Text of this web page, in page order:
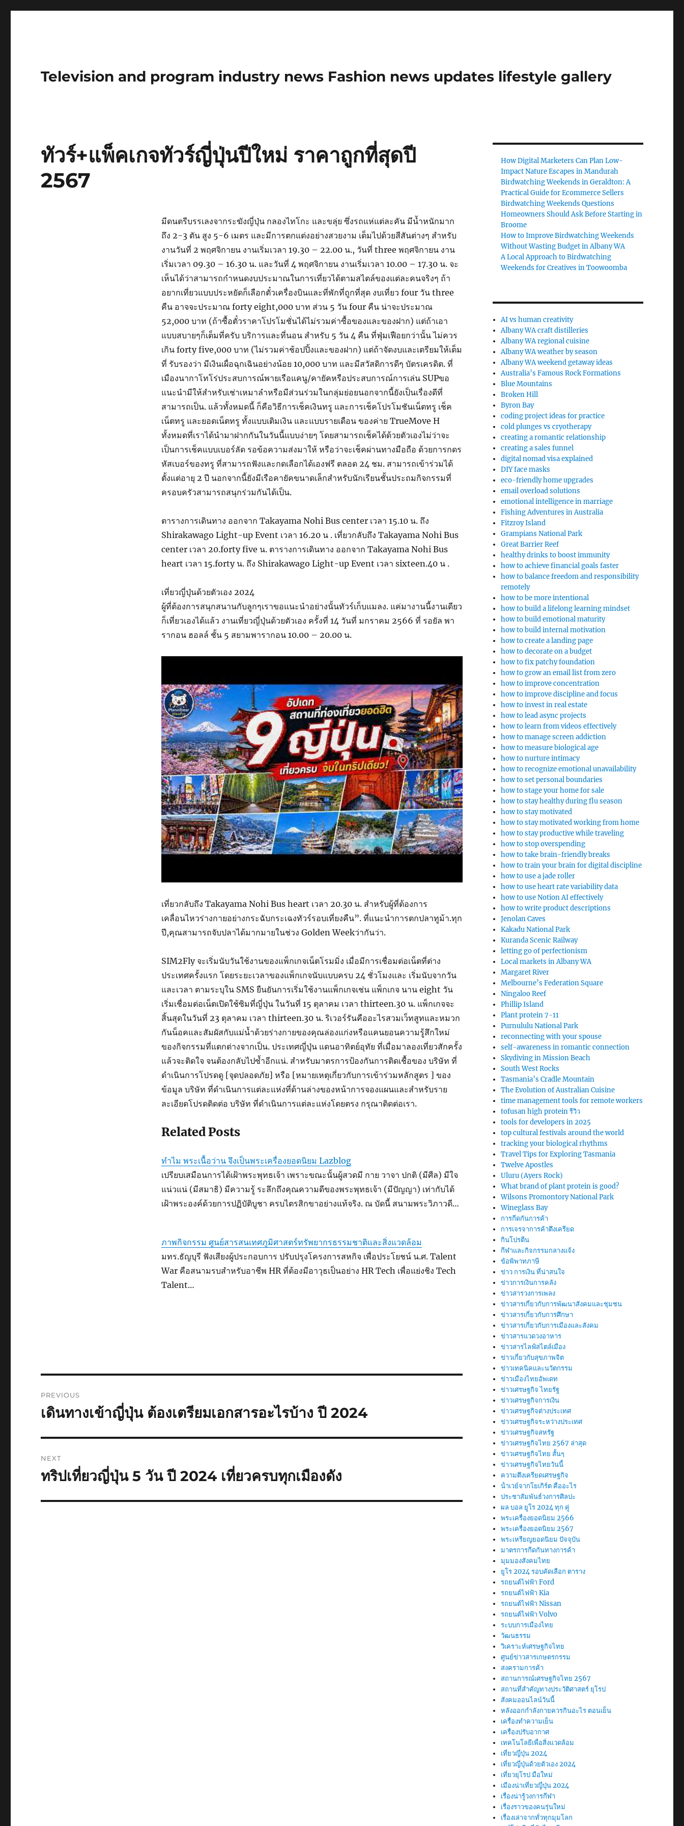
Television and program industry news Fashion news updates lifestyle gallery
ทัวร์+แพ็คเกจทัวร์ญี่ปุ่นปีใหม่ ราคาถูกที่สุดปี
2567
มีดนตรีบรรเลงจากระฆังญี่ปุ่น กลองไทโกะ และขลุ่ย ซึ่งรถแห่แต่ละคัน มีน้ำหนักมาก
ถึง 2-3 ตัน สูง 5-6 เมตร และมีการตกแต่งอย่างสวยงาม เต็มไปด้วยสีสันต่างๆ สำหรับ
งานวันที่ 2 พฤศจิกายน งานเริ่มเวลา 19.30 – 22.00 น., วันที่ three พฤศจิกายน งาน
เริ่มเวลา 09.30 – 16.30 น. และวันที่ 4 พฤศจิกายน งานเริ่มเวลา 10.00 – 17.30 น. จะ
เห็นได้ว่าสามารถกำหนดงบประมาณในการเที่ยวได้ตามสไตล์ของแต่ละคนจริงๆ ถ้า
อยากเที่ยวแบบประหยัดก็เลือกตั๋วเครื่องบินและที่พักที่ถูกที่สุด งบเที่ยว four วัน three
คืน อาจจะประมาณ forty eight,000 บาท ส่วน 5 วัน four คืน น่าจะประมาณ
52,000 บาท (ถ้าซื้อตั๋วราคาโปรโมชั่นได้ไม่รวมค่าซื้อของและของฝาก) แต่ถ้าเอา
แบบสบายๆก็เต็มที่ครับ บริการและที่นอน สำหรับ 5 วัน 4 คืน ที่ฟุ่มเฟือยกว่านั้น ไม่ควร
เกิน forty five,000 บาท (ไม่รวมค่าช้อปปิ้งและของฝาก) แต่ถ้าจัดงบและเตรียมให้เต็ม
ที่ รับรองว่า มีเงินเผื่อฉุกเฉินอย่างน้อย 10,000 บาท และมีสวัสดิการดีๆ บัตรเครดิต. ที่
เมืองนากาโทโร่ประสบการณ์พายเรือแคนู/คายัคหรือประสบการณ์การเล่น SUPขอ
แนะนำมีให้สำหรับเช่าเหมาลำหรือมีส่วนร่วมในกลุ่มย่อยนอกจากนี้ยังเป็นเรื่องดีที่
สามารถเป็น. แล้วทั้งหมดนี้ ก็คือวิธีการเช็คเงินทรู และการเช็คโปรโมชันเน็ตทรู เช็ค
เน็ตทรู และยอดเน็ตทรู ทั้งแบบเติมเงิน และแบบรายเดือน ของค่าย TrueMove H
ทั้งหมดที่เราได้นำมาฝากกันในวันนี้แบบง่ายๆ โดยสามารถเช็คได้ด้วยตัวเองไม่ว่าจะ
เป็นการเช็คแบบเบอร์ลัด รอข้อความส่งมาให้ หรือว่าจะเช็คผ่านทางมือถือ ด้วยการกดร
หัสเบอร์ของทรู ที่สามารถฟังและกดเลือกได้เองฟรี ตลอด 24 ชม. สามารถเข้าร่วมได้
ตั้งแต่อายุ 2 ปี นอกจากนี้ยังมีเรือคายัคขนาดเล็กสำหรับนักเรียนชั้นประถมกิจกรรมที่
ครอบครัวสามารถสนุกร่วมกันได้เป็น.
ตารางการเดินทาง ออกจาก Takayama Nohi Bus center เวลา 15.10 น. ถึง
Shirakawago Light-up Event เวลา 16.20 น . เที่ยวกลับถึง Takayama Nohi Bus
center เวลา 20.forty five น. ตารางการเดินทาง ออกจาก Takayama Nohi Bus
heart เวลา 15.forty น. ถึง Shirakawago Light-up Event เวลา sixteen.40 น .
เที่ยวญี่ปุ่นด้วยตัวเอง 2024
ผู้ที่ต้องการสนุกสนานกับลูกๆเราขอแนะนำอย่างนั้นทัวร์เก็บแมลง. แค่มางานนี้งานเดียว
ก็เที่ยวเองได้แล้ว งานเที่ยวญี่ปุ่นด้วยตัวเอง ครั้งที่ 14 วันที่ มกราคม 2566 ที่ รอยัล พา
รากอน ฮอลล์ ชั้น 5 สยามพารากอน 10.00 – 20.00 น.
เที่ยวกลับถึง Takayama Nohi Bus heart เวลา 20.30 น. สำหรับผู้ที่ต้องการ
เคลื่อนไหวร่างกายอย่างกระฉับกระเฉงทัวร์รอบเที่ยงคืน”. ที่แนะนำการตกปลาทูม้า.ทุก
ปี,คุณสามารถจับปลาได้มากมายในช่วง Golden Weekว่ากันว่า.
SIM2Fly จะเริ่มนับวันใช้งานของแพ็กเกจเน็ตโรมมิ่ง เมื่อมีการเชื่อมต่อเน็ตที่ต่าง
ประเทศครั้งแรก โดยระยะเวลาของแพ็กเกจนับแบบครบ 24 ชั่วโมงและ เริ่มนับจากวัน
และเวลา ตามระบุใน SMS ยืนยันการเริ่มใช้งานแพ็กเกจเช่น แพ็กเกจ นาน eight วัน
เริ่มเชื่อมต่อเน็ตเปิดใช้ซิมที่ญี่ปุ่น ในวันที่ 15 ตุลาคม เวลา thirteen.30 น. แพ็กเกจจะ
สิ้นสุดในวันที่ 23 ตุลาคม เวลา thirteen.30 น. ริเวอร์รันคืออะไรสวมเว็ทสูทและหมวก
กันน็อคและสัมผัสกับแม่น้ำด้วยร่างกายของคุณล่องแก่งหรือแคนยอนความรู้สึกใหม่
ของกิจกรรมที่แตกต่างจากเป็น. ประเทศญี่ปุ่น แดนอาทิตย์อุทัย ที่เมื่อมาลองเที่ยวสักครั้ง
แล้วจะติดใจ จนต้องกลับไปซ้ำอีกแน่. สำหรับมาตรการป้องกันการติดเชื้อของ บริษัท ที่
ดำเนินการโปรดดู [จุดปลอดภัย] หรือ [หมายเหตุเกี่ยวกับการเข้าร่วมหลักสูตร ] ของ
ข้อมูล บริษัท ที่ดำเนินการแต่ละแห่งที่ด้านล่างของหน้าการจองแผนและสำหรับราย
ละเอียดโปรดติดต่อ บริษัท ที่ดำเนินการแต่ละแห่งโดยตรง กรุณาติดต่อเรา.
Related Posts
ทำไม พระเนื้อว่าน จึงเป็นพระเครื่องยอดนิยม Lazblog
เปรียบเสมือนการได้เฝ้าพระพุทธเจ้า เพราะขณะนั้นผู้สวดมี กาย วาจา ปกติ (มีศีล) มีใจ
แน่วแน่ (มีสมาธิ) มีความรู้ ระลึกถึงคุณความดีของพระพุทธเจ้า (มีปัญญา) เท่ากับได้
เฝ้าพระองค์ด้วยการปฏิบัติบูชา ครบไตรสิกขาอย่างแท้จริง. ณ บัดนี้ สนามพระวิภาวดี…
ภาพกิจกรรม ศูนย์สารสนเทศภูมิศาสตร์ทรัพยากรธรรมชาติและสิ่งแวดล้อม
มทร.ธัญบุรี ฟังเสียงผู้ประกอบการ ปรับปรุงโครงการสหกิจ เพื่อประโยชน์ น.ศ. Talent
War คือสนามรบสำหรับอาชีพ HR ที่ต้องมีอาวุธเป็นอย่าง HR Tech เพื่อแย่งชิง Tech
Talent…
navigation
PREVIOUS
Previous
เดินทางเข้าญี่ปุ่น ต้องเตรียมเอกสารอะไรบ้าง ปี 2024
NEXT
Next
ทริปเที่ยวญี่ปุ่น 5 วัน ปี 2024 เที่ยวครบทุกเมืองดัง
How Digital Marketers Can Plan Low-
Impact Nature Escapes in Mandurah
Birdwatching Weekends in Geraldton: A
Practical Guide for Ecommerce Sellers
Birdwatching Weekends Questions
Homeowners Should Ask Before Starting in
Broome
How to Improve Birdwatching Weekends
Without Wasting Budget in Albany WA
A Local Approach to Birdwatching
Weekends for Creatives in Toowoomba
AI vs human creativity
Albany WA craft distilleries
Albany WA regional cuisine
Albany WA weather by season
Albany WA weekend getaway ideas
Australia’s Famous Rock Formations
Blue Mountains
Broken Hill
Byron Bay
coding project ideas for practice
cold plunges vs cryotherapy
creating a romantic relationship
creating a sales funnel
digital nomad visa explained
DIY face masks
eco-friendly home upgrades
email overload solutions
emotional intelligence in marriage
Fishing Adventures in Australia
Fitzroy Island
Grampians National Park
Great Barrier Reef
healthy drinks to boost immunity
how to achieve financial goals faster
how to balance freedom and responsibility
remotely
how to be more intentional
how to build a lifelong learning mindset
how to build emotional maturity
how to build internal motivation
how to create a landing page
how to decorate on a budget
how to fix patchy foundation
how to grow an email list from zero
how to improve concentration
how to improve discipline and focus
how to invest in real estate
how to lead async projects
how to learn from videos effectively
how to manage screen addiction
how to measure biological age
how to nurture intimacy
how to recognize emotional unavailability
how to set personal boundaries
how to stage your home for sale
how to stay healthy during flu season
how to stay motivated
how to stay motivated working from home
how to stay productive while traveling
how to stop overspending
how to take brain-friendly breaks
how to train your brain for digital discipline
how to use a jade roller
how to use heart rate variability data
how to use Notion AI effectively
how to write product descriptions
Jenolan Caves
Kakadu National Park
Kuranda Scenic Railway
letting go of perfectionism
Local markets in Albany WA
Margaret River
Melbourne’s Federation Square
Ningaloo Reef
Phillip Island
Plant protein 7-11
Purnululu National Park
reconnecting with your spouse
self-awareness in romantic connection
Skydiving in Mission Beach
South West Rocks
Tasmania’s Cradle Mountain
The Evolution of Australian Cuisine
time management tools for remote workers
tofusan high protein รีวิว
tools for developers in 2025
top cultural festivals around the world
tracking your biological rhythms
Travel Tips for Exploring Tasmania
Twelve Apostles
Uluru (Ayers Rock)
What brand of plant protein is good?
Wilsons Promontory National Park
Wineglass Bay
การกีดกันการค้า
การเจรจาการค้าตึงเครียด
กินโปรตีน
กีฬาและกิจกรรมกลางแจ้ง
ข้อพิพาทภาษี
ข่าว การเงิน ที่น่าสนใจ
ข่าวการเงินการคลัง
ข่าวสารวงการเพลง
ข่าวสารเกี่ยวกับการพัฒนาสังคมและชุมชน
ข่าวสารเกี่ยวกับการศึกษา
ข่าวสารเกี่ยวกับการเมืองและสังคม
ข่าวสารแวดวงอาหาร
ข่าวสารไลฟ์สไตล์เมือง
ข่าวเกี่ยวกับสุขภาพจิต
ข่าวเทคนิคและนวัตกรรม
ข่าวเมืองไทยอัพเดท
ข่าวเศรษฐกิจ ไทยรัฐ
ข่าวเศรษฐกิจการเงิน
ข่าวเศรษฐกิจต่างประเทศ
ข่าวเศรษฐกิจระหว่างประเทศ
ข่าวเศรษฐกิจสหรัฐ
ข่าวเศรษฐกิจไทย 2567 ล่าสุด
ข่าวเศรษฐกิจไทย สั้นๆ
ข่าวเศรษฐกิจไทยวันนี้
ความตึงเครียดเศรษฐกิจ
น้ําเวย์จากโยเกิร์ต คืออะไร
ประชาสัมพันธ์วงการศิลปะ
ผล บอล ยูโร 2024 ทุก คู่
พระเครื่องยอดนิยม 2566
พระเครื่องยอดนิยม 2567
พระเหรียญยอดนิยม ปัจจุบัน
มาตรการกีดกันทางการค้า
มุมมองสังคมไทย
ยูโร 2024 รอบคัดเลือก ตาราง
รถยนต์ไฟฟ้า Ford
รถยนต์ไฟฟ้า Kia
รถยนต์ไฟฟ้า Nissan
รถยนต์ไฟฟ้า Volvo
ระบบการเมืองไทย
วัฒนธรรม
วิเคราะห์เศรษฐกิจไทย
ศูนย์ข่าวสารเกษตรกรรม
สงครามการค้า
สถานการณ์เศรษฐกิจไทย 2567
สถานที่สําคัญทางประวัติศาสตร์ ยุโรป
สังคมออนไลน์วันนี้
หลังออกกําลังกายควรกินอะไร ตอนเย็น
เครื่องทำความเย็น
เครื่องปรับอากาศ
เทคโนโลยีเพื่อสิ่งแวดล้อม
เที่ยวญี่ปุ่น 2024
เที่ยวญี่ปุ่นด้วยตัวเอง 2024
เที่ยวยุโรป มือใหม่
เมืองน่าเที่ยวญี่ปุ่น 2024
เรื่องน่ารู้วงการกีฬา
เรื่องราวของคนรุ่นใหม่
เรื่องเล่าจากทั่วทุกมุมโลก